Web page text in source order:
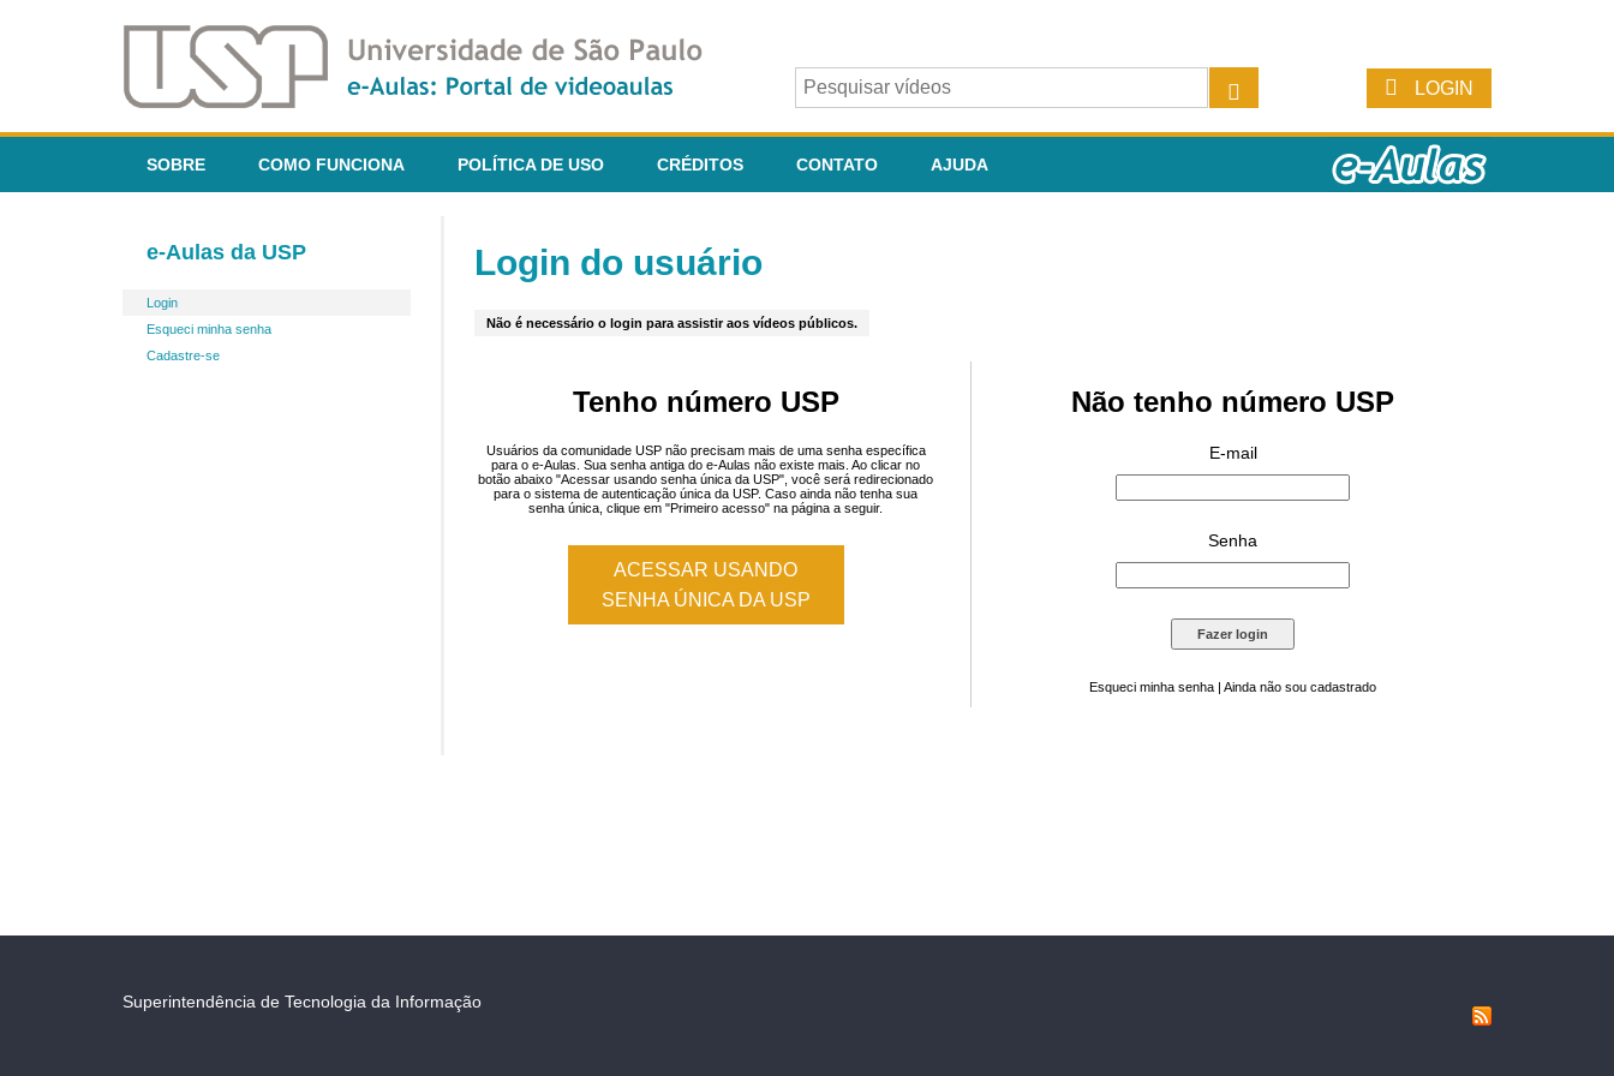
LOGIN
SOBRE COMO FUNCIONA POLÍTICA DE USO CRÉDITOS CONTATO AJUDA
e-Aulas da USP
Login
Esqueci minha senha
Cadastre-se
Login do usuário
Não é necessário o login para assistir aos vídeos públicos.
Tenho número USP
Usuários da comunidade USP não precisam mais de uma senha específica
para o e-Aulas. Sua senha antiga do e-Aulas não existe mais. Ao clicar no
botão abaixo "Acessar usando senha única da USP", você será redirecionado
para o sistema de autenticação única da USP. Caso ainda não tenha sua
senha única, clique em "Primeiro acesso" na página a seguir.
ACESSAR USANDO
SENHA ÚNICA DA USP
Não tenho número USP
E-mail
Senha
Esqueci minha senha | Ainda não sou cadastrado
Superintendência de Tecnologia da Informação